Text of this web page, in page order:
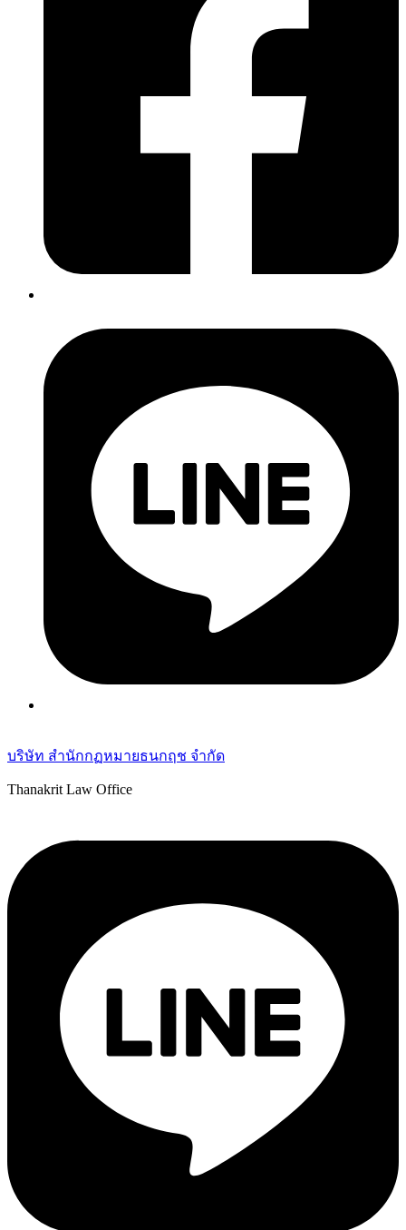
บริษัท สำนักกฏหมายธนกฤช จำกัด
Thanakrit Law Office